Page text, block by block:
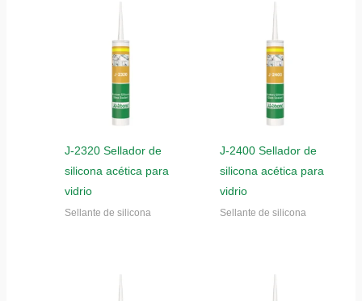
J-2320 Sellador de
silicona acética para
vidrio
Sellante de silicona
J-2400 Sellador de
silicona acética para
vidrio
Sellante de silicona